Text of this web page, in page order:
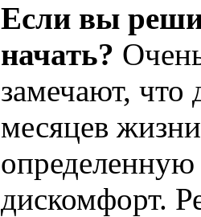
Если вы
начать?
замечают,
месяцев
дискомфорт.